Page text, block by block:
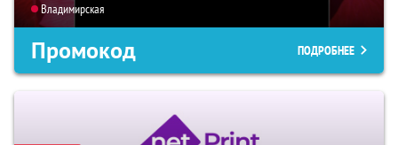
Владимирская
Промокод ПОДРОБНЕЕ